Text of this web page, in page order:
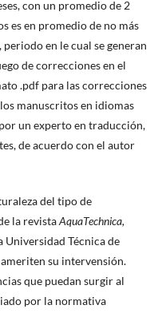
con un promedio de 2
es en promedio de no más
periodo en le cual se generan
de correcciones en el
.pdf para las correcciones
manuscritos en idiomas
un experto en traducción,
de acuerdo con el autor
del tipo de
la revistaAquaTechnica,
Técnica de
ameriten su intervensión.
que puedan surgir al
por la normativa